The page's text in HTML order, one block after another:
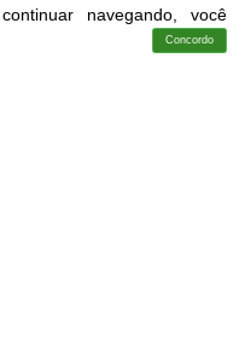
Curso
Gratuito
navegando, você
Concordo
Login